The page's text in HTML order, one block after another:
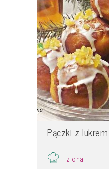
Pączki z lukrem
iziona